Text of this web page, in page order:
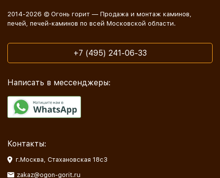
2014-2026 © Огонь горит — Продажа и монтаж каминов,
печей, печей-каминов по всей Московской области.
+7 (495) 241-06-33
Написать в мессенджеры:
Контакты:
г.Москва, Стахановская 18с3
zakaz@ogon-gorit.ru